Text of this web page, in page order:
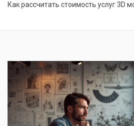
Как рассчитать стоимость услуг 3D